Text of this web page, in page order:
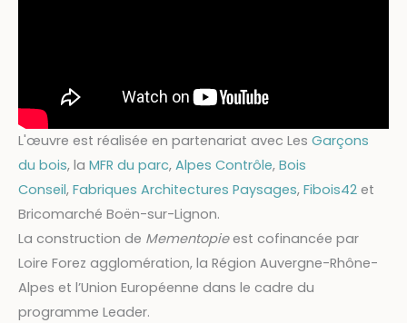
L'œuvre est réalisée en partenariat avec Les Garçons
du bois, la MFR du parc, Alpes Contrôle, Bois
Conseil, Fabriques Architectures Paysages, Fibois42 et
Bricomarché Boën-sur-Lignon.
La construction de Mementopieest cofinancée par
Loire Forez agglomération, la Région Auvergne-Rhône-
Alpes et l’Union Européenne dans le cadre du
programme Leader.